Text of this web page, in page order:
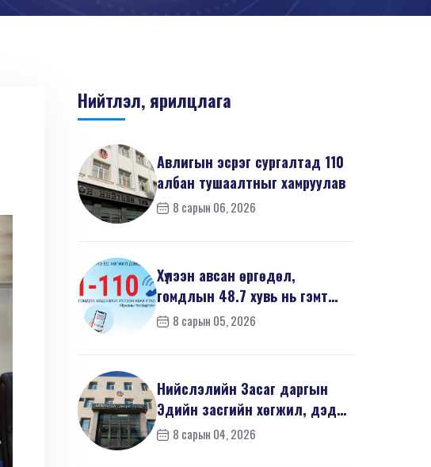
Нийтлэл, ярилцлага
Авлигын эсрэг сургалтад 110
албан тушаалтныг хамруулав
8 сарын 06, 2026
Хүлээн авсан өргөдөл,
гомдлын 48.7 хувь нь гэмт
хэргийн шинжтэй байв
8 сарын 05, 2026
Нийслэлийн Засаг даргын
Эдийн засгийн хөгжил, дэд
бүтцийн асуудал хари...
8 сарын 04, 2026